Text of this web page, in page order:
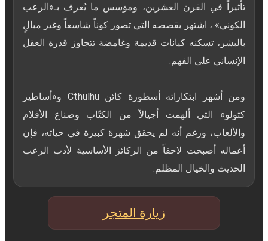
تأثيراً في القرن العشرين، ومؤسس ما يُعرف بـ«الرعب
الكوني» ، اشتهر بقصصه التي تصور كوناً شاسعاً وغير مبالٍ
بالبشر، تسكنه كيانات قديمة وغامضة تتجاوز قدرة العقل
ومن أشهر ابتكاراته أسطورة كائن Cthulhu و«أساطير
كثولو» التي ألهمت أجيالاً من الكتّاب وصناع الأفلام
والألعاب، ورغم أنه لم يحقق شهرة كبيرة في حياته، فإن
أعماله أصبحت لاحقاً من الركائز الأساسية لأدب الرعب
الحديث والخيال المظلم.
زيارة المتجر